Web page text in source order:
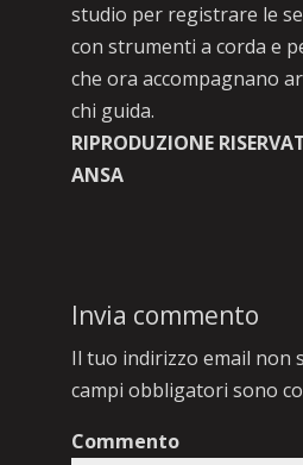
studio per registrare le
con strumenti a corda e
che ora accompagnano
chi guida.
RIPRODUZIONE
ANSA
Invia commento
Il tuo indirizzo email non
campi obbligatori sono
Commento